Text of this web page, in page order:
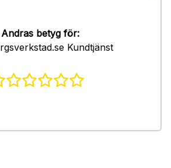
Andras betyg för:
Kundtjänst